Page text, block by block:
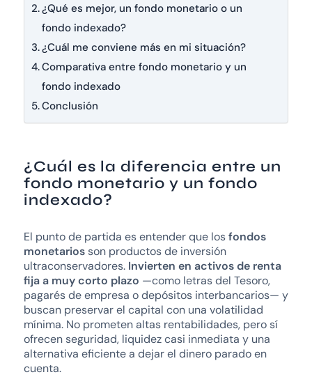
¿Qué es mejor, un fondo monetario o un
fondo indexado?
¿Cuál me conviene más en mi situación?
Comparativa entre fondo monetario y un
fondo indexado
Conclusión
¿Cuál es la diferencia entre un
fondo monetario y un fondo
indexado?
El punto de partida es entender que losfondos
monetariosson productos de inversión
ultraconservadores. Invierten en activos de renta
fija a muy corto plazo —como letras del Tesoro,
pagarés de empresa o depósitos interbancarios— y
buscan preservar el capital con una volatilidad
mínima. No prometen altas rentabilidades, pero sí
ofrecen seguridad, liquidez casi inmediata y una
alternativa eficiente a dejar el dinero parado en
cuenta.